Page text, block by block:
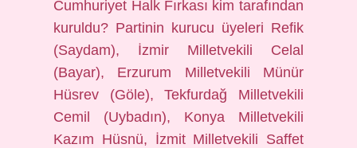
Cumhuriyet Halk Fırkası kim tarafından
kuruldu? Partinin kurucu üyeleri Refik
(Saydam), İzmir Milletvekili Celal
(Bayar), Erzurum Milletvekili Münür
Hüsrev (Göle), Tekfurdağ Milletvekili
Cemil (Uybadın), Konya Milletvekili
Kazım Hüsnü, İzmit Milletvekili Saffet